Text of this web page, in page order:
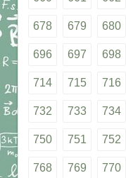
678 679 680
696 697 698
714 715 716
732 733 734
750 751 752
768 769 770